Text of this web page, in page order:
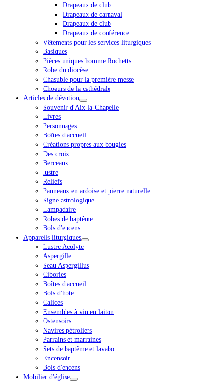
Drapeaux de club
Drapeaux de carnaval
Drapeaux de club
Drapeaux de conférence
Vêtements pour les services liturgiques
Basiques
Pièces uniques homme Rochetts
Robe du diocèse
Chasuble pour la première messe
Choeurs de la cathédrale
Articles de dévotion
Souvenir d'Aix-la-Chapelle
Livres
Personnages
Boîtes d'accueil
Créations propres aux bougies
Des croix
Berceaux
lustre
Reliefs
Panneaux en ardoise et pierre naturelle
Signe astrologique
Lampadaire
Robes de baptême
Bols d'encens
Appareils liturgiques
Lustre Acolyte
Aspergille
Seau Aspergillus
Cibories
Boîtes d'accueil
Bols d'hôte
Calices
Ensembles à vin en laiton
Ostensoirs
Navires pétroliers
Parrains et marraines
Sets de baptême et lavabo
Encensoir
Bols d'encens
Mobilier d'église